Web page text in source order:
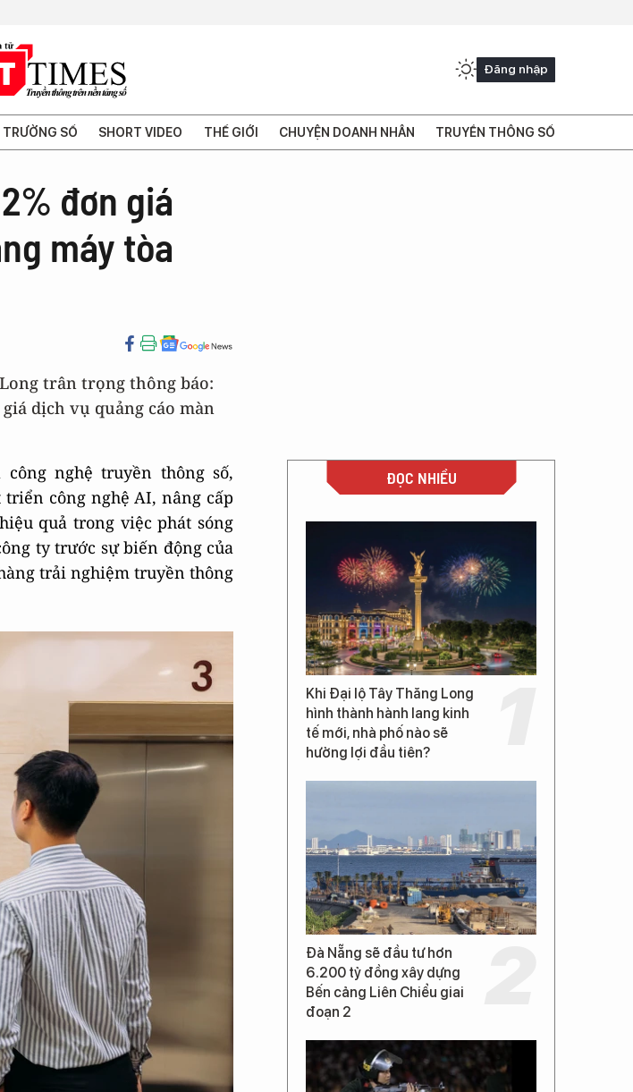
Đăng nhập
TRƯỜNG SỐ SHORT VIDEO THẾ GIỚI CHUYỆN DOANH NHÂN TRUYỀN THÔNG SỐ
đơn giá
máy tòa
trân trọng thông báo:
dịch vụ quảng cáo màn
nghệ truyền thông số,
công nghệ AI, nâng cấp
quả trong việc phát sóng
ty trước sự biến động của
trải nghiệm truyền thông
ĐỌC NHIỀU
Khi Đại lộ Tây Thăng Long
hình thành hành lang kinh
tế mới, nhà phố nào sẽ
hưởng lợi đầu tiên?
Đà Nẵng sẽ đầu tư hơn
6.200 tỷ đồng xây dựng
Bến cảng Liên Chiểu giai
đoạn 2